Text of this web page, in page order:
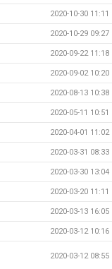
2020-10-30 11:11
2020-10-29 09:27
2020-09-22 11:18
2020-09-02 10:20
2020-08-13 10:38
2020-05-11 10:51
2020-04-01 11:02
2020-03-31 08:33
2020-03-30 13:04
2020-03-20 11:11
2020-03-13 16:05
2020-03-12 10:16
2020-03-12 08:55